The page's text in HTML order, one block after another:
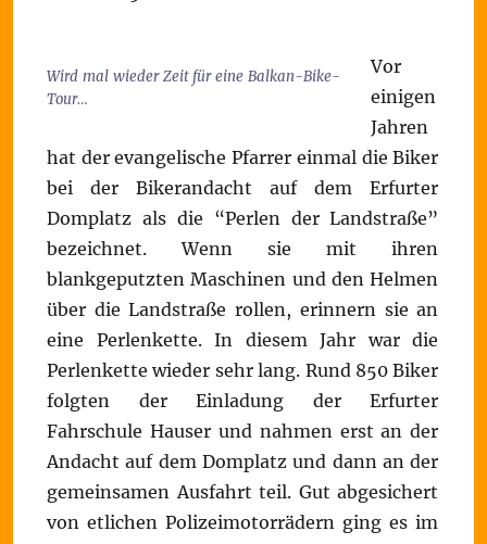
Wird mal wieder Zeit für eine Balkan-Bike-
Tour…
Vor
einigen
Jahren
hat der evangelische Pfarrer einmal die Biker
bei der Bikerandacht auf dem Erfurter
Domplatz als die “Perlen der Landstraße”
bezeichnet. Wenn sie mit ihren
blankgeputzten Maschinen und den Helmen
über die Landstraße rollen, erinnern sie an
eine Perlenkette. In diesem Jahr war die
Perlenkette wieder sehr lang. Rund 850 Biker
folgten der Einladung der Erfurter
Fahrschule Hauser und nahmen erst an der
Andacht auf dem Domplatz und dann an der
gemeinsamen Ausfahrt teil. Gut abgesichert
von etlichen Polizeimotorrädern ging es im